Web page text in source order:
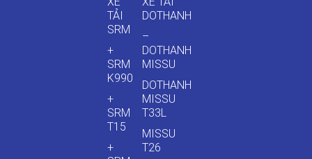
TẢI
SRM
+
SRM
K990
+
SRM
T15
+
DOTHANH
–
DOTHANH
MISSU
DOTHANH
MISSU
T33L
MISSU
T26